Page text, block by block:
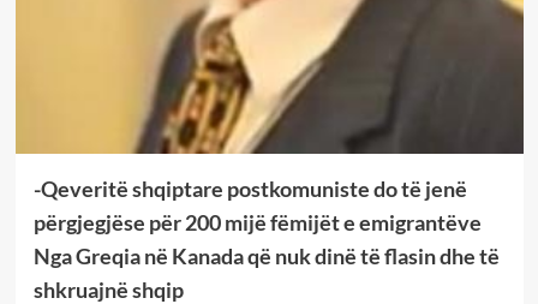
-Qeveritë shqiptare postkomuniste do të jenë
përgjegjëse për 200 mijë fëmijët e emigrantëve
Nga Greqia në Kanada që nuk dinë të flasin dhe të
shkruajnë shqip